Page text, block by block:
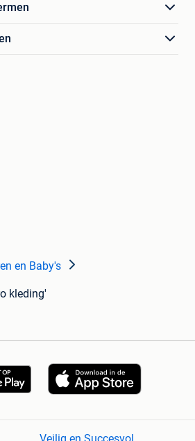
en Baby's
kleding'